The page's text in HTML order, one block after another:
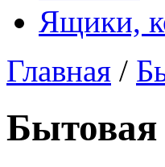
Ящики,
Главная /